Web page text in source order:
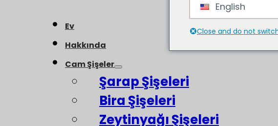
Ev
Hakkında
Cam Şişeler
Şarap Şişeleri
Bira Şişeleri
Zeytinyağı Şişeleri
English
Close and do not